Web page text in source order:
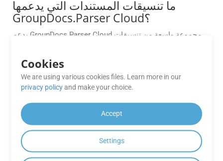
ما تنسيقات المستندات التي يدعمها
GroupDocs.Parser Cloud؟
يدعم GroupDocs.Parser Cloud مجموعة واسعة من تنسيقات
كيفية إنشاء قوالب الاستخراج واستخدامها
داخل GroupDocs.Parser Cloud؟
يتيح لك GroupDocs.Parser Cloud إنشاء قوالب لاستخراج
البيانات المنظمة. قد تحتوي القوالب على تعريفات حقول،
وتصميمات جداول، وقواعد مبنية على التعابير العادية (regex)
لاستخراج البيانات بدقة من المستندات المتكررة، مثل الفواتير أو
Cookies
We are using various cookies files. Learn more in our
privacy policyand make your choice.
Accept
Settings